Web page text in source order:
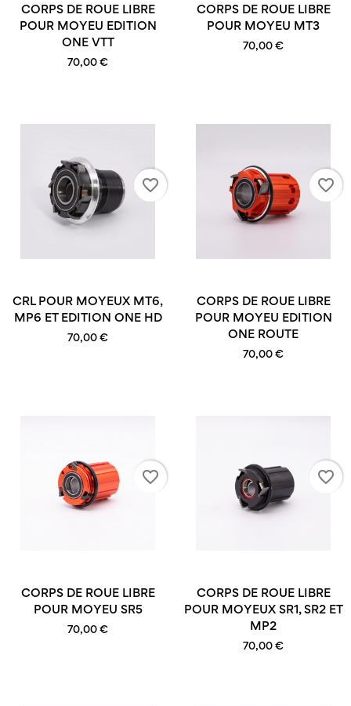
CORPS DE ROUE LIBRE
POUR MOYEU EDITION
ONE VTT
70,00 €
CORPS DE ROUE LIBRE
POUR MOYEU MT3
70,00 €
CRL POUR MOYEUX MT6,
MP6 ET EDITION ONE HD
70,00 €
favorite_border
CORPS DE ROUE LIBRE
POUR MOYEU EDITION
ONE ROUTE
70,00 €
favorite_border
CORPS DE ROUE LIBRE
POUR MOYEU SR5
70,00 €
favorite_border
CORPS DE ROUE LIBRE
POUR MOYEUX SR1, SR2 ET
MP2
70,00 €
favorite_border